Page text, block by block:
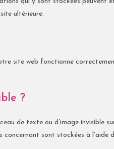
ultérieure.
site web fonctionne
?
de texte ou d’image invisible
sont stockées à l’aide